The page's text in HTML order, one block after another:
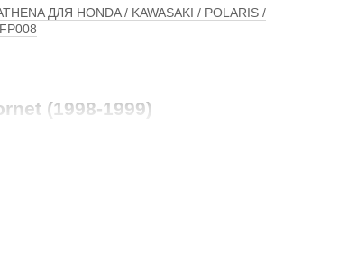
(1998-1999)
ДЛЯ HONDA / KAWASAKI / POLARIS /